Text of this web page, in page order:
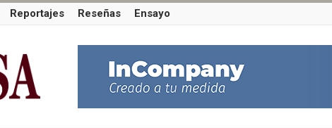
Reportajes Reseñas Ensayo